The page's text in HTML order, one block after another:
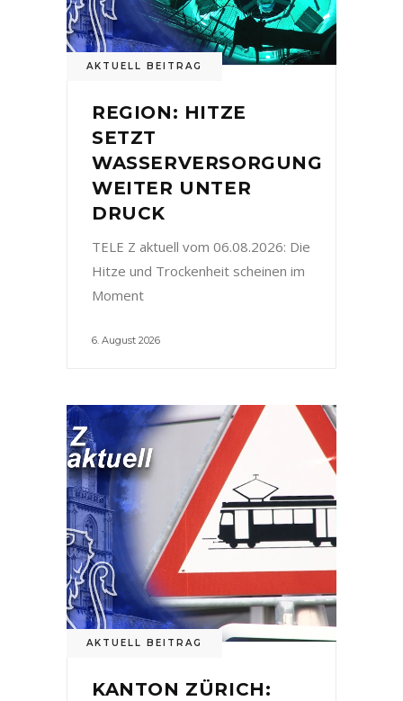
AKTUELL BEITRAG
REGION: HITZE
SETZT
WASSERVERSORGUNG
WEITER UNTER
DRUCK
TELE Z aktuell vom 06.08.2026: Die
Hitze und Trockenheit scheinen im
Moment
6. August 2026
AKTUELL BEITRAG
KANTON ZÜRICH: